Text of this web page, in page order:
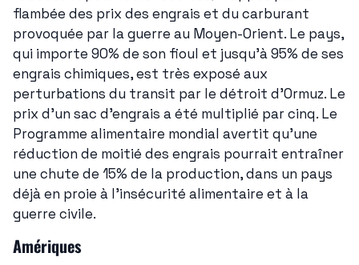
flambée des prix des engrais et du carburant
provoquée par la guerre au Moyen-Orient. Le pays,
qui importe 90% de son fioul et jusqu'à 95% de ses
engrais chimiques, est très exposé aux
perturbations du transit par le détroit d'Ormuz. Le
prix d'un sac d'engrais a été multiplié par cinq. Le
Programme alimentaire mondial avertit qu'une
réduction de moitié des engrais pourrait entraîner
une chute de 15% de la production, dans un pays
déjà en proie à l'insécurité alimentaire et à la
guerre civile.
Amériques